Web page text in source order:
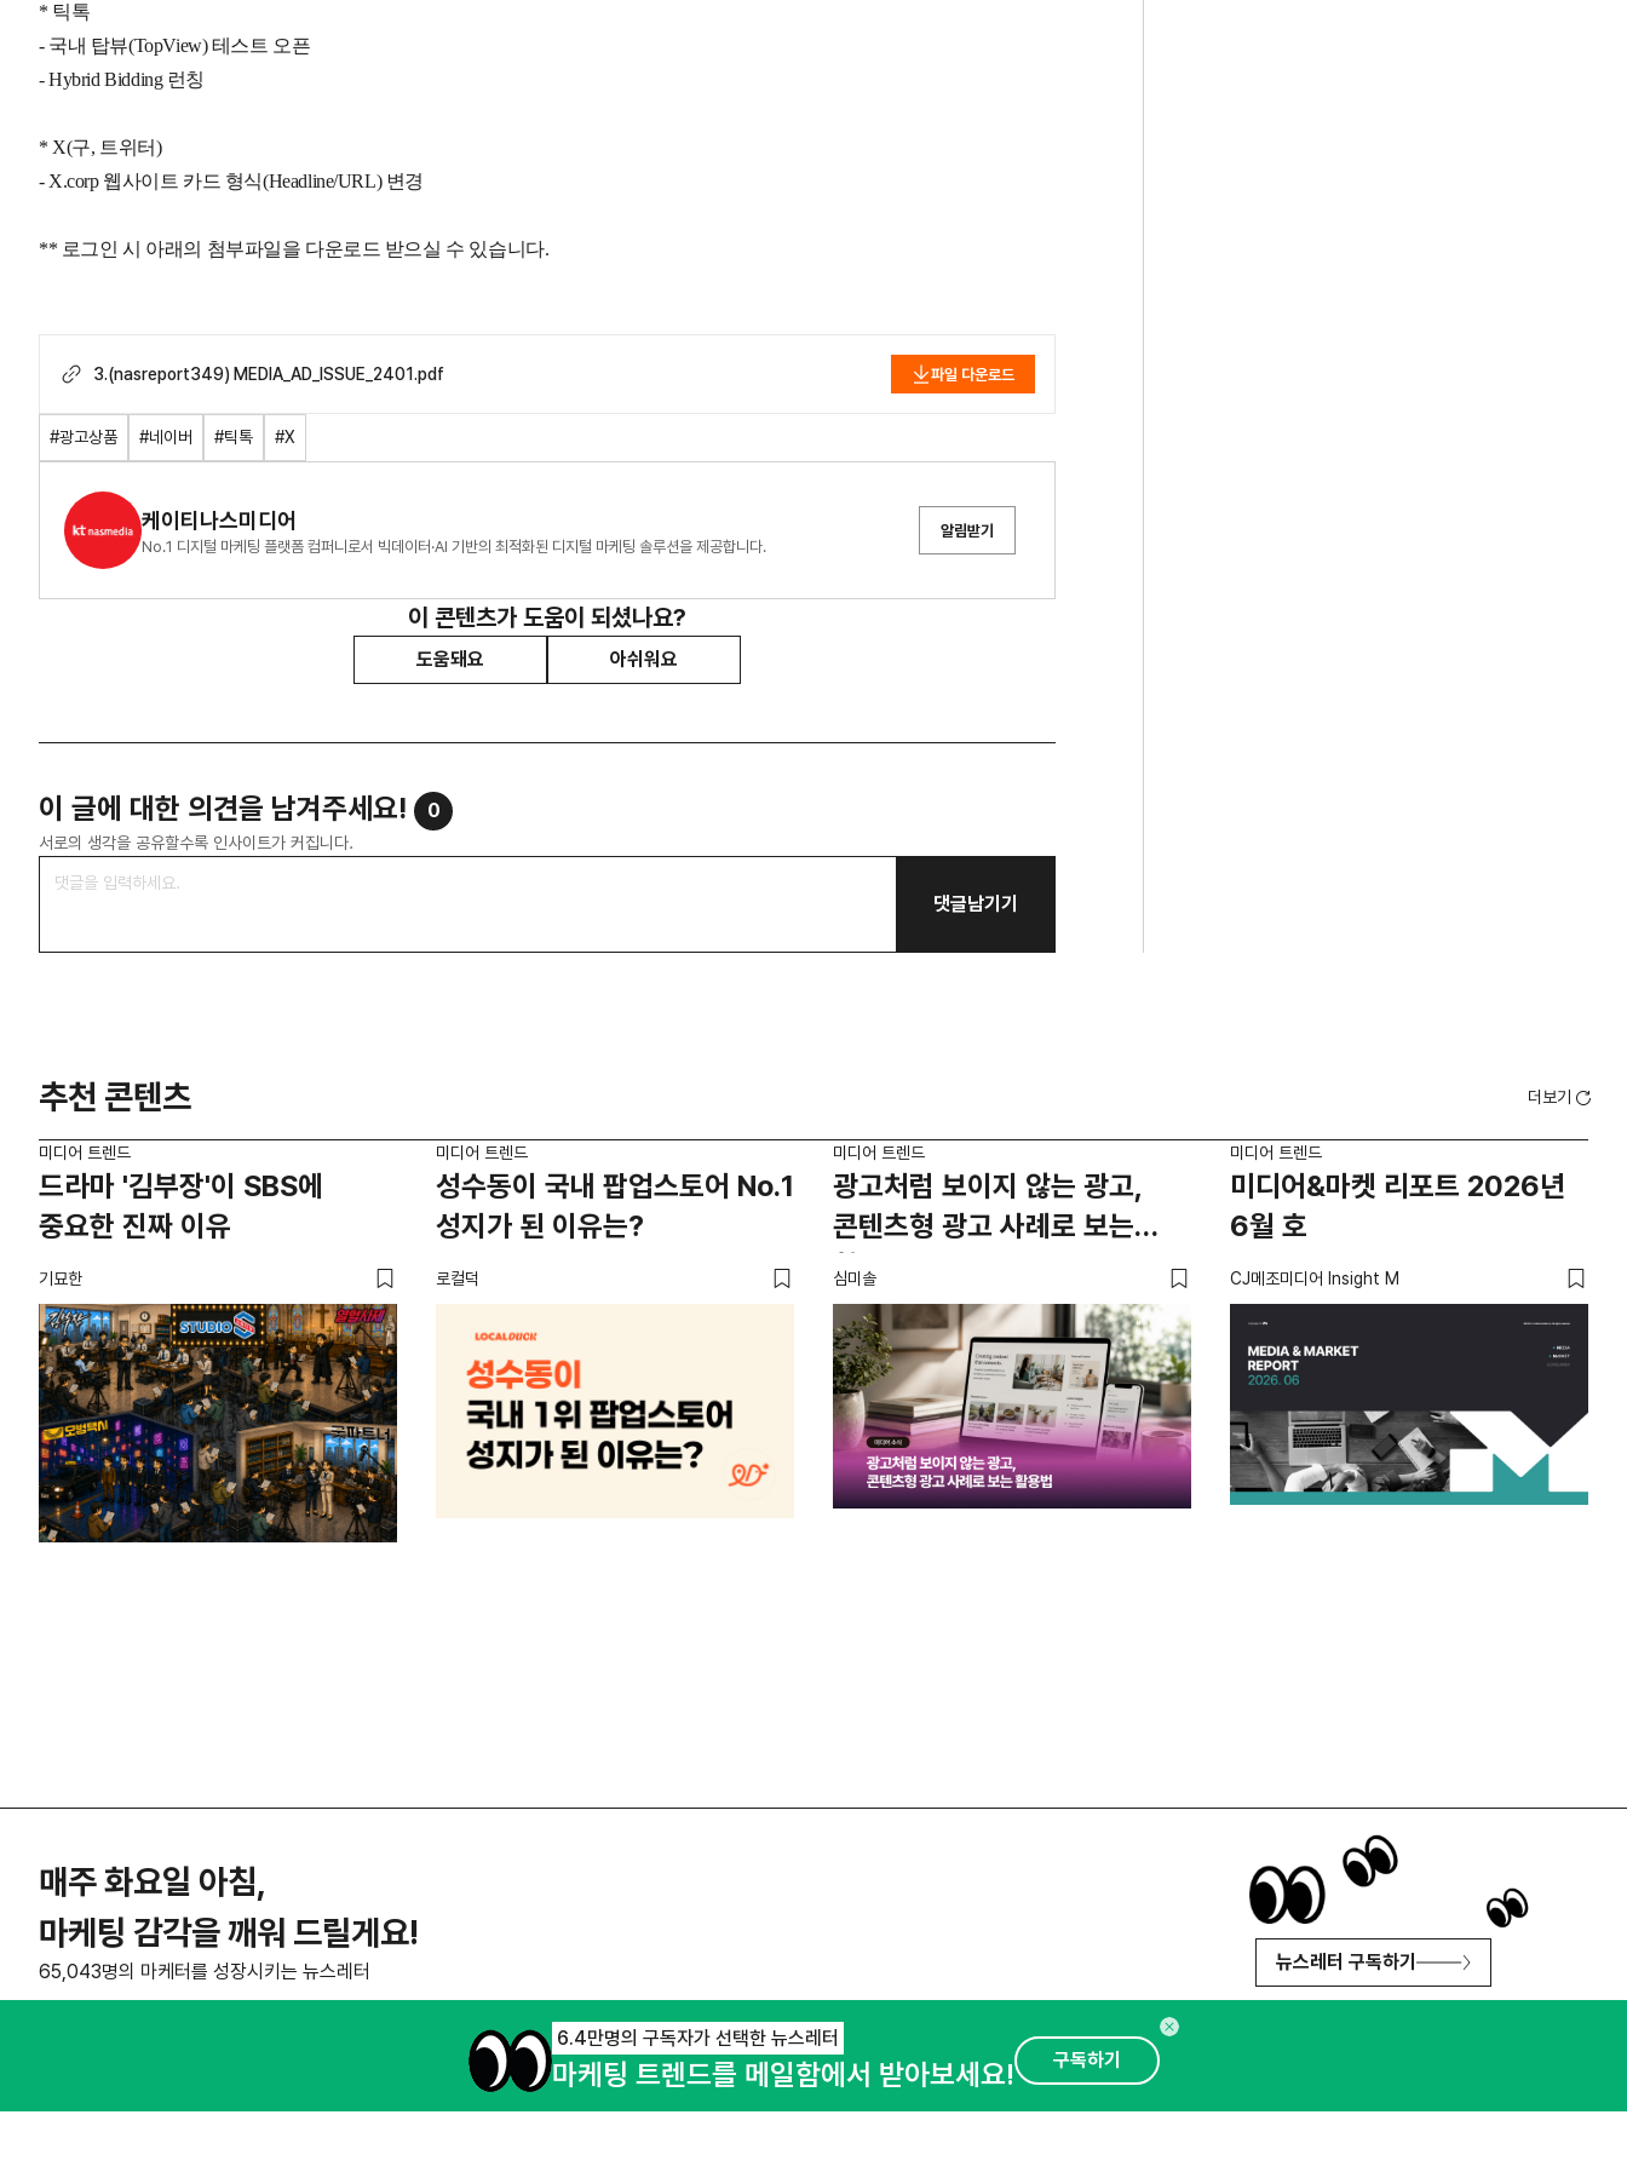
* 틱톡
- 국내 탑뷰(TopView) 테스트 오픈
- Hybrid Bidding 런칭
* X(구, 트위터)
- X.corp 웹사이트 카드 형식(Headline/URL) 변경
** 로그인 시 아래의 첨부파일을 다운로드 받으실 수 있습니다.
3.(nasreport349) MEDIA_AD_ISSUE_2401.pdf 파일 다운로드
#광고상품 #네이버 #틱톡 #X
케이티나스미디어
No.1 디지털 마케팅 플랫폼 컴퍼니로서 빅데이터·AI 기반의 최적화된 디지털 마케팅 솔루션을 제공합니다.
알림받기
이 콘텐츠가 도움이 되셨나요?
도움돼요 아쉬워요
이 글에 대한 의견을 남겨주세요! 0
서로의 생각을 공유할수록 인사이트가 커집니다.
댓글남기기
추천 콘텐츠 더보기
미디어 트렌드
드라마 '김부장'이 SBS에
중요한 진짜 이유
기묘한
미디어 트렌드
성수동이 국내 팝업스토어 No.1
성지가 된 이유는?
로컬덕
미디어 트렌드
광고처럼 보이지 않는 광고,
콘텐츠형 광고 사례로 보는
활용법
심미솔
미디어 트렌드
미디어&마켓 리포트 2026년
6월 호
CJ메조미디어 Insight M
매주 화요일 아침,
마케팅 감각을 깨워 드릴게요!
65,043명의 마케터를 성장시키는 뉴스레터 뉴스레터 구독하기
NHN AD 오픈애즈란 공지사항 제휴문의 인사이터 신청 뉴스레터 광고안내
6.4만명의 구독자가 선택한 뉴스레터
마케팅 트렌드를 메일함에서 받아보세요! 구독하기